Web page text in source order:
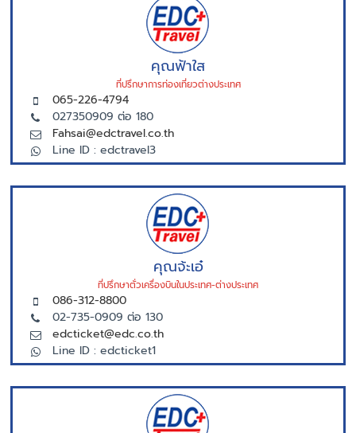
คุณฟ้าใส
ที่ปรึกษาการท่องเที่ยวต่างประเทศ
065-226-4794
027350909 ต่อ 180
Fahsai@edctravel.co.th
Line ID : edctravel3
คุณจ้ะเอ๋
ที่ปรึกษาตั่วเครื่องบินในประเทศ-ต่างประเทศ
086-312-8800
02-735-0909 ต่อ 130
edcticket@edc.co.th
Line ID : edcticket1